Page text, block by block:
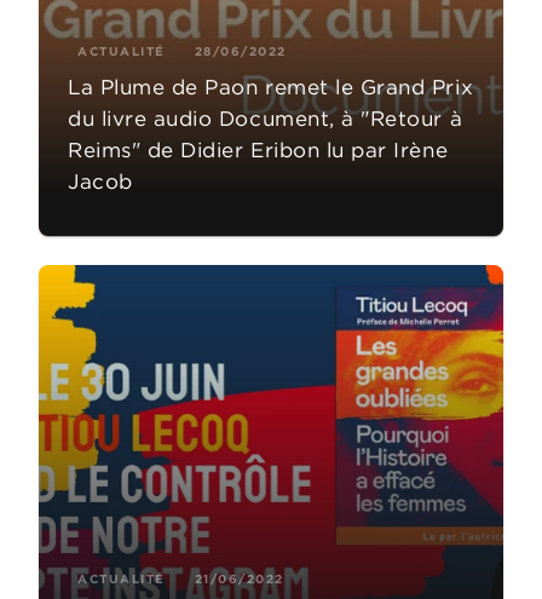
ACTUALITÉ 28/06/2022
La Plume de Paon remet le Grand Prix
du livre audio Document, à "Retour à
Reims" de Didier Eribon lu par Irène
Jacob
ACTUALITÉ 21/06/2022